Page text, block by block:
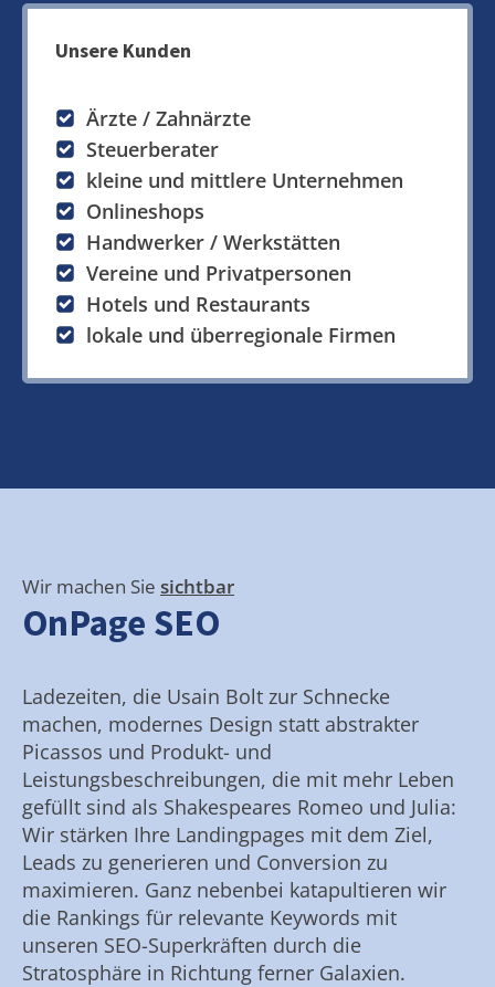
Unsere Kunden
Ärzte / Zahnärzte
Steuerberater
kleine und mittlere Unternehmen
Onlineshops
Handwerker / Werkstätten
Vereine und Privatpersonen
Hotels und Restaurants
lokale und überregionale Firmen
Wir machen Sie sichtbar
OnPage SEO
Ladezeiten, die Usain Bolt zur Schnecke
machen, modernes Design statt abstrakter
Picassos und Produkt- und
Leistungsbeschreibungen, die mit mehr Leben
gefüllt sind als Shakespeares Romeo und Julia:
Wir stärken Ihre Landingpages mit dem Ziel,
Leads zu generieren und Conversion zu
maximieren. Ganz nebenbei katapultieren wir
die Rankings für relevante Keywords mit
unseren SEO-Superkräften durch die
Stratosphäre in Richtung ferner Galaxien.